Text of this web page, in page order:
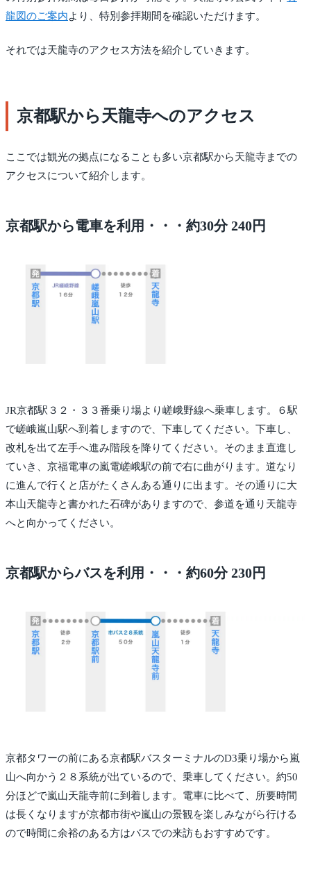
龍図のご案内より、特別参拝期間を確認いただけます。
それでは天龍寺のアクセス方法を紹介していきます。
京都駅から天龍寺へのアクセス
ここでは観光の拠点になることも多い京都駅から天龍寺までの
アクセスについて紹介します。
京都駅から電車を利用・・・約30分 240円
JR京都駅３２・３３番乗り場より嵯峨野線へ乗車します。６駅
で嵯峨嵐山駅へ到着しますので、下車してください。下車し、
改札を出て左手へ進み階段を降りてください。そのまま直進し
ていき、京福電車の嵐電嵯峨駅の前で右に曲がります。道なり
に進んで行くと店がたくさんある通りに出ます。その通りに大
本山天龍寺と書かれた石碑がありますので、参道を通り天龍寺
へと向かってください。
京都駅からバスを利用・・・約60分 230円
京都タワーの前にある京都駅バスターミナルのD3乗り場から嵐
山へ向かう２８系統が出ているので、乗車してください。約50
分ほどで嵐山天龍寺前に到着します。電車に比べて、所要時間
は長くなりますが京都市街や嵐山の景観を楽しみながら行ける
ので時間に余裕のある方はバスでの来訪もおすすめです。